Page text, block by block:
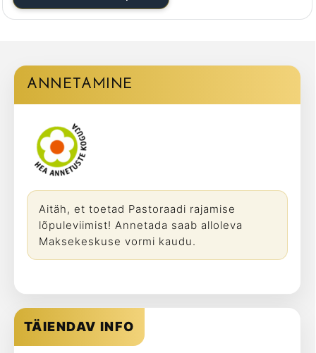
ANNETAMINE
Aitäh, et toetad Pastoraadi rajamise
lõpuleviimist! Annetada saab alloleva
Maksekeskuse vormi kaudu.
TÄIENDAV INFO